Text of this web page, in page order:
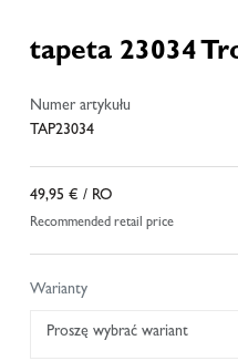
tapeta 23034
Numer artykułu
TAP23034
49,95 € / RO
Recommended retail price
Warianty
Proszę wybrać wariant